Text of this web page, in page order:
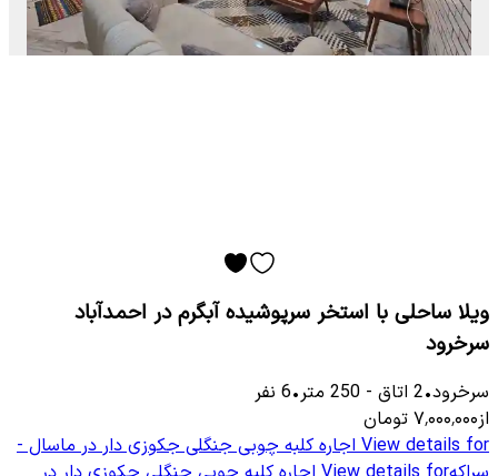
ویلا ساحلی با استخر سرپوشیده آبگرم در احمدآباد
سرخرود
سرخرود•
2 اتاق -
250 متر•
6 نفر
از۷٬۰۰۰٬۰۰۰ تومان
View details for اجاره کلبه چوبی جنگلی جکوزی دار در ماسال -